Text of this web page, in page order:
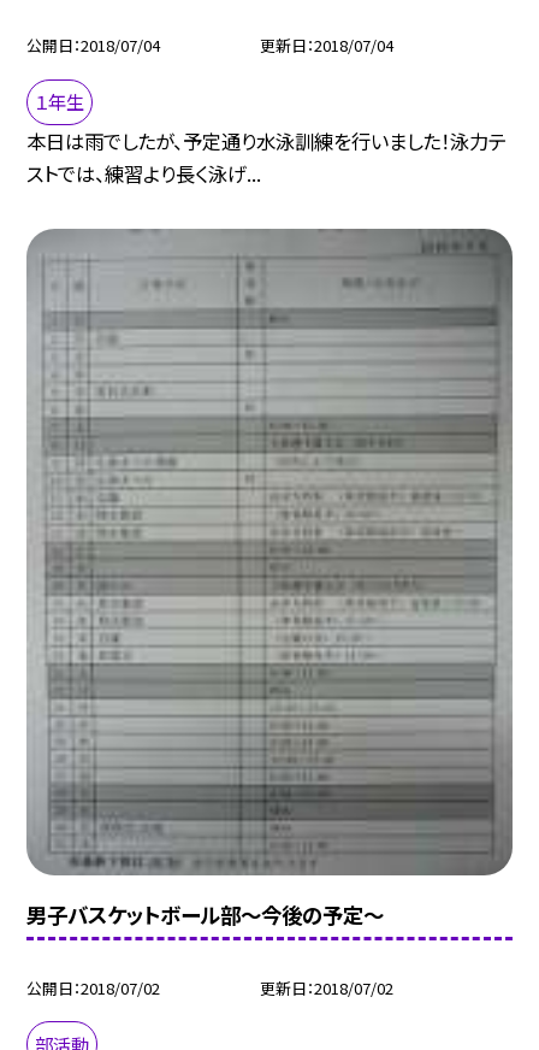
公開日 2018/07/04 更新日 2018/07/04
１年生
本日は雨でしたが、予定通り水泳訓練を行いました！泳力テ
ストでは、練習より長く泳げ...
男子バスケットボール部〜今後の予定〜
公開日 2018/07/02 更新日 2018/07/02
部活動